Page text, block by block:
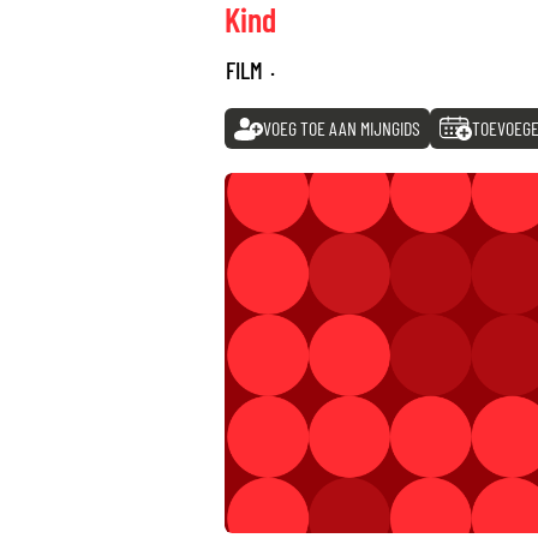
Kind
FILM ·
VOEG TOE AAN MIJNGIDS